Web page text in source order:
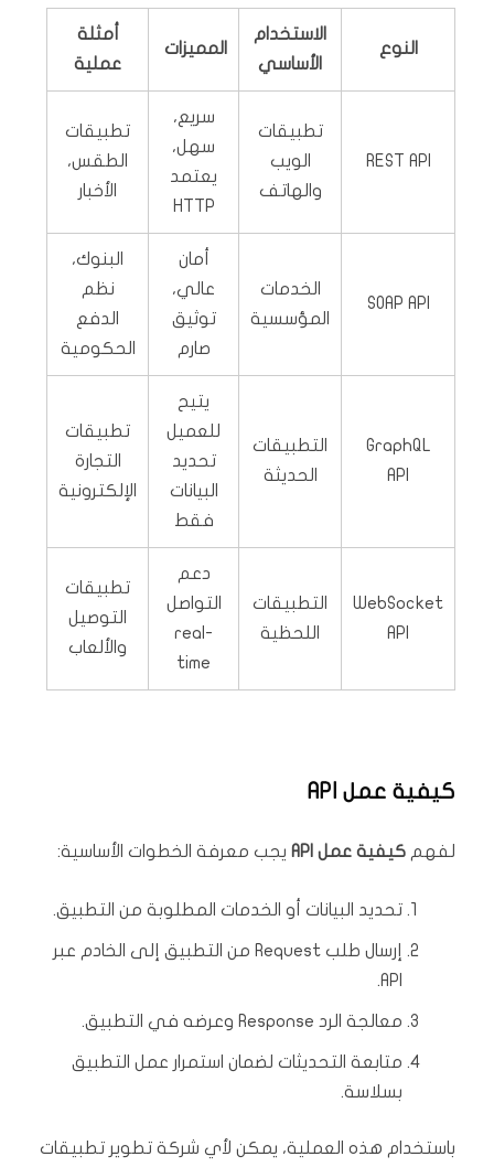
النوع
الاستخدام
الأساسي
المميزات
أمثلة
عملية
REST API
تطبيقات
الويب
والهاتف
سريع،
سهل،
يعتمد
HTTP
تطبيقات
الطقس،
الأخبار
SOAP API
الخدمات
المؤسسية
أمان
عالي،
توثيق
صارم
البنوك،
نظم
الدفع
الحكومية
GraphQL
API
التطبيقات
الحديثة
يتيح
للعميل
تحديد
البيانات
فقط
تطبيقات
التجارة
الإلكترونية
WebSocket
API
التطبيقات
اللحظية
دعم
التواصل
real-
time
تطبيقات
التوصيل
والألعاب
كيفية عمل API
لفهم كيفية عمل API يجب معرفة الخطوات الأساسية:
تحديد البيانات أو الخدمات المطلوبة من التطبيق.
إرسال طلب Request من التطبيق إلى الخادم عبر
API.
معالجة الرد Response وعرضه في التطبيق.
متابعة التحديثات لضمان استمرار عمل التطبيق
بسلاسة.
باستخدام هذه العملية، يمكن لأي شركة تطوير تطبيقات